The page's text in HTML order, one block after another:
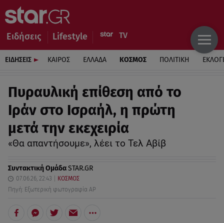
Ειδήσεις Lifestyle
ΕΙΔΗΣΕΙΣ ΚΑΙΡΟΣ ΕΛΛΑΔΑ ΚΟΣΜΟΣ ΠΟΛΙΤΙΚΗ
Πυραυλική επίθεση από το
Ιράν στο Ισραήλ, η πρώτη
μετά την εκεχειρία
«Θα απαντήσουμε», λέει το Τελ Αβίβ
Συντακτική ΟμάδαSTAR.GR
07.06.26, 22:43
ΚΟΣΜΟΣ
Πηγή: Εξωτερική φωτογραφία AP